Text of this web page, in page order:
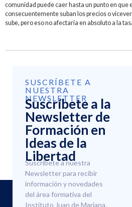
comunidad puede caer hasta un punto en que
consecuentemente suban los precios o
sube, pero eso no afectaría en absoluto a la
SUSCRÍBETE A
NUESTRA
NEWSLETTER
Suscríbete a la
Newsletter de
Formación en
Ideas de la
Libertad
Suscríbete a nuestra
Newsletter para recibir
información y novedades
del área formativa del
Instituto Juan de Mariana.